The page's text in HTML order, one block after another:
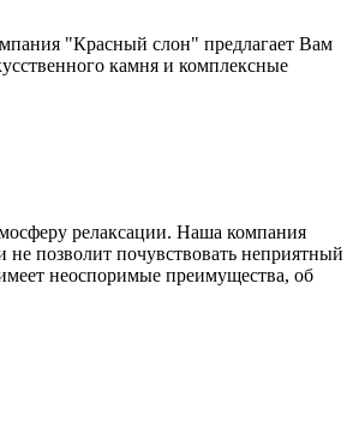
"Красный слон" предлагает Вам
камня и комплексные
релаксации. Наша компания
позволит почувствовать неприятный
неоспоримые преимущества, об